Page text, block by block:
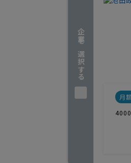
企業を選択する
月